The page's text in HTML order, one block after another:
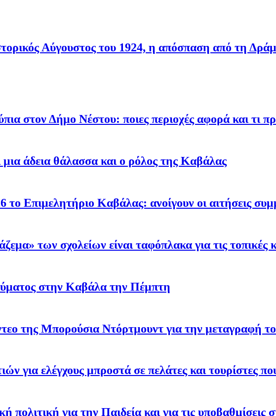
Αύγουστος του 1924, η απόσπαση από τη
στον Δήμο Νέστου: ποιες περιοχές αφορά και τι
μια άδεια θάλασσα και ο ρόλος της Καβάλας
Επιμελητήριο Καβάλας: ανοίγουν οι αιτήσεις
των σχολείων είναι ταφόπλακα για τις τοπικές
στην Καβάλα την Πέμπτη
της Μπορούσια Ντόρτμουντ για την μεταγραφή
για ελέγχους μπροστά σε πελάτες και τουρίστες
πολιτική για την Παιδεία και για τις